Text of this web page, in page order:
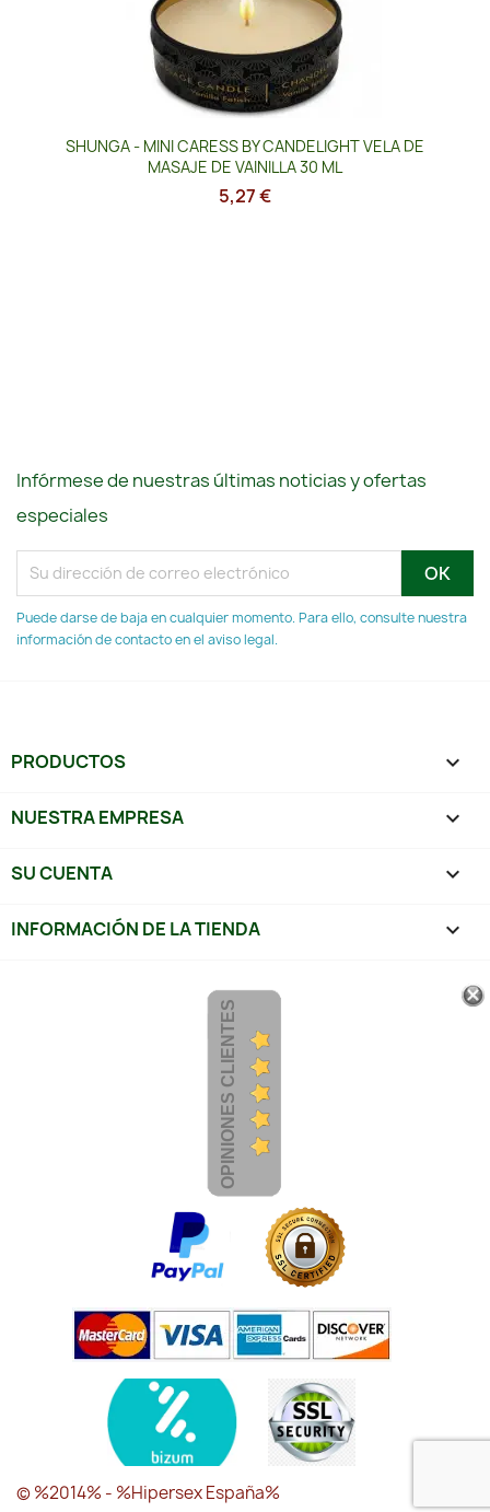
SHUNGA - MINI CARESS BY CANDELIGHT VELA DE
MASAJE DE VAINILLA 30 ML
5,27 €
Infórmese de nuestras últimas noticias y ofertas
especiales
Puede darse de baja en cualquier momento. Para ello, consulte nuestra
información de contacto en el aviso legal.
PRODUCTOS 
NUESTRA EMPRESA 
SU CUENTA 
INFORMACIÓN DE LA TIENDA keyboard_arrow_down
OPINIONES CLIENTES
© %2014% - %Hipersex España%